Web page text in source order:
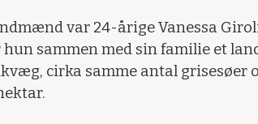
var 24-årige Vanessa
sammen med sin familie et
cirka samme antal grisesøer